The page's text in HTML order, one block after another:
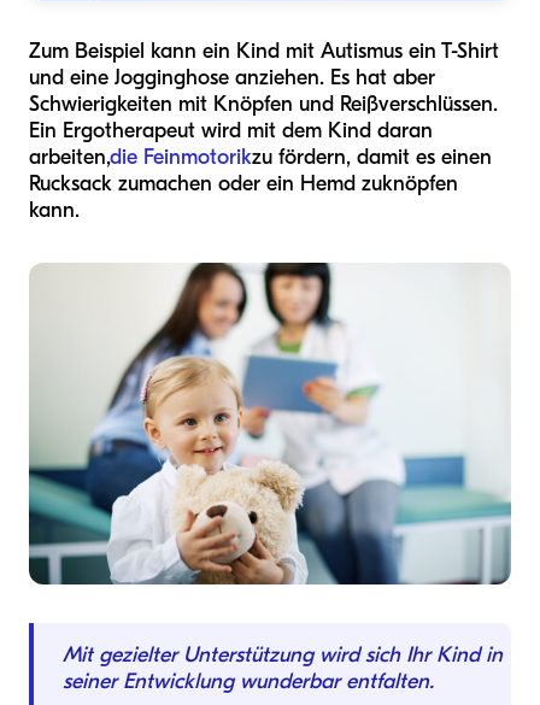
Zum Beispiel kann ein Kind mit Autismus ein T-Shirt
und eine Jogginghose anziehen. Es hat aber
Schwierigkeiten mit Knöpfen und Reißverschlüssen.
Ein Ergotherapeut wird mit dem Kind daran
arbeiten,die Feinmotorikzu fördern, damit es einen
Rucksack zumachen oder ein Hemd zuknöpfen
kann.
Mit gezielter Unterstützung wird sich Ihr Kind in
seiner Entwicklung wunderbar entfalten.